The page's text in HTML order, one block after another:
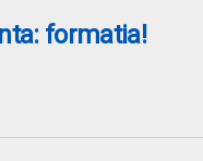
formatia!